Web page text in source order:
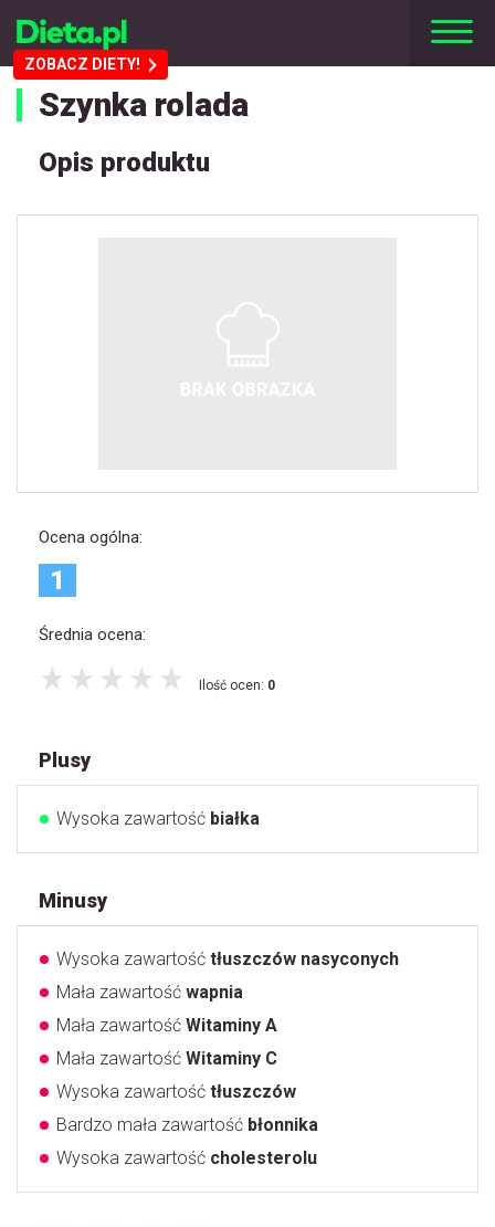
ZOBACZ DIETY!
Szynka rolada
Opis produktu
Ocena ogólna:
1
Średnia ocena:
Ilość ocen: 0
Plusy
Wysoka zawartość białka
Minusy
Wysoka zawartość tłuszczów nasyconych
Mała zawartość wapnia
Mała zawartość Witaminy A
Mała zawartość Witaminy C
Wysoka zawartość tłuszczów
Bardzo mała zawartość błonnika
Wysoka zawartość cholesterolu